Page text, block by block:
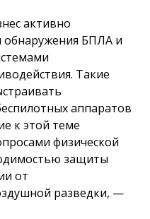
активно
БПЛА и
Такие
аппаратов
к этой теме
физической
защиты
от
разведки, —